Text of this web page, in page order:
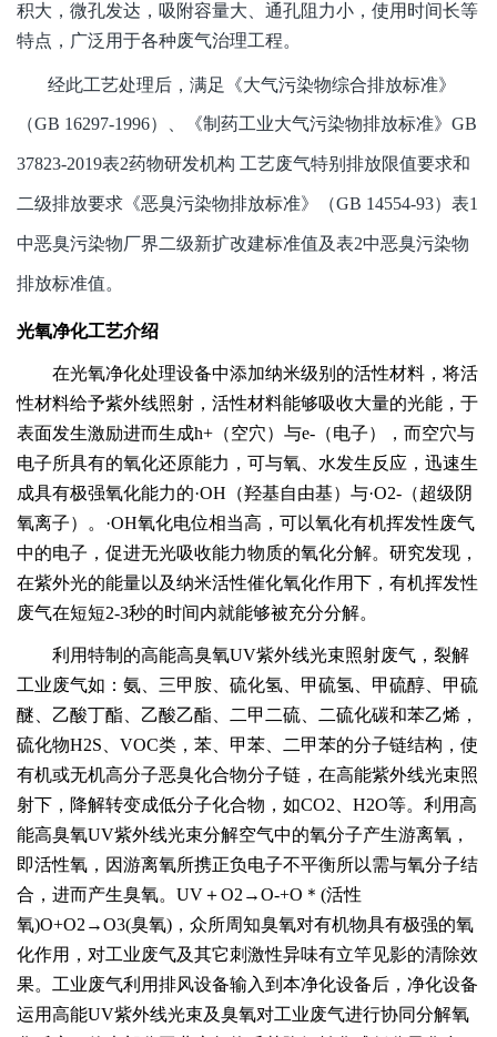
积大，微孔发达，吸附容量大、通孔阻力小，使用时间长等
特点，广泛用于各种废气治理工程。
经此工艺处理后，满足《大气污染物综合排放标准》
（GB 16297-1996）、 《制药工业大气污染物排放标准》GB
37823-2019表2药物研发机构 工艺废气特别排放限值要求和
二级排放要求《恶臭污染物排放标准》（GB 14554-93）表1
中恶臭污染物厂界二级新扩改建标准值及表2中恶臭污染物
排放标准值。
光氧净化工艺介绍
在光氧净化处理设备中添加纳米级别的活性材料，将活
性材料给予紫外线照射，活性材料能够吸收大量的光能，于
表面发生激励进而生成h+（空穴）与e-（电子），而空穴与
电子所具有的氧化还原能力，可与氧、水发生反应，迅速生
成具有极强氧化能力的·OH（羟基自由基）与·O2-（超级阴
氧离子）。·OH氧化电位相当高，可以氧化有机挥发性废气
中的电子，促进无光吸收能力物质的氧化分解。研究发现，
在紫外光的能量以及纳米活性催化氧化作用下，有机挥发性
废气在短短2-3秒的时间内就能够被充分分解。
利用特制的高能高臭氧UV紫外线光束照射废气，裂解
工业废气如：氨、三甲胺、硫化氢、甲硫氢、甲硫醇、甲硫
醚、乙酸丁酯、乙酸乙酯、二甲二硫、二硫化碳和苯乙烯，
硫化物H2S、VOC类，苯、甲苯、二甲苯的分子链结构，使
有机或无机高分子恶臭化合物分子链，在高能紫外线光束照
射下，降解转变成低分子化合物，如CO2、H2O等。利用高
能高臭氧UV紫外线光束分解空气中的氧分子产生游离氧，
即活性氧，因游离氧所携正负电子不平衡所以需与氧分子结
合，进而产生臭氧。UV＋O2→O-+O＊(活性
氧)O+O2→O3(臭氧)，众所周知臭氧对有机物具有极强的氧
化作用，对工业废气及其它刺激性异味有立竿见影的清除效
果。工业废气利用排风设备输入到本净化设备后，净化设备
运用高能UV紫外线光束及臭氧对工业废气进行协同分解氧